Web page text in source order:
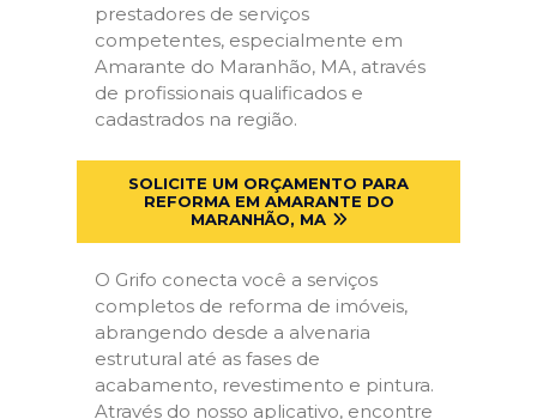
prestadores de serviços
competentes, especialmente em
Amarante do Maranhão, MA, através
de profissionais qualificados e
cadastrados na região.
SOLICITE UM ORÇAMENTO PARA
REFORMA EM AMARANTE DO
MARANHÃO, MA
O Grifo conecta você a serviços
completos de reforma de imóveis,
abrangendo desde a alvenaria
estrutural até as fases de
acabamento, revestimento e pintura.
Através do nosso aplicativo, encontre